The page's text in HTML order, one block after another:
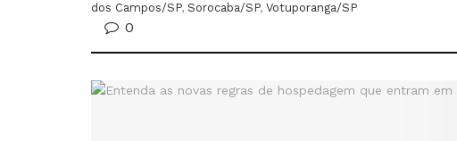
dos Campos/SP, Sorocaba/SP, Votuporanga/SP
0